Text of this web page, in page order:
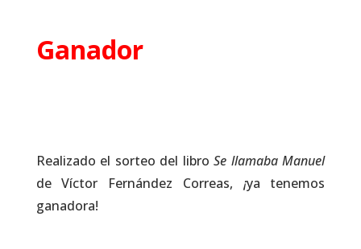
Ganador
Realizado el sorteo del libroSe llamaba Manuel
de Víctor Fernández Correas, ¡ya tenemos
ganadora!